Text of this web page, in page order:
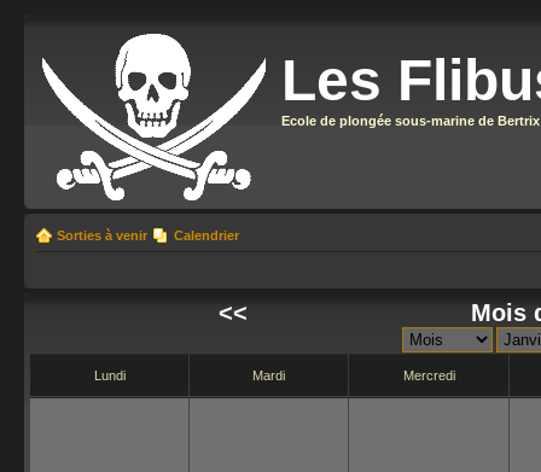
Les
Ecole de plongée sous-marine de Bertrix
Sorties à venir Calendrier
<< Mois
Lundi Mardi Mercredi